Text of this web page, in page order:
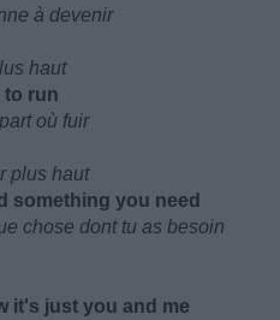
à devenir
haut
to run
où fuir
plus haut
something you need
chose dont tu as besoin
it's just you and mе